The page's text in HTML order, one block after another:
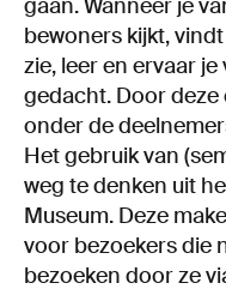
gaan. Wanneer je
bewoners kijkt,
zie, leer en ervaar
gedacht. Door
onder de
Het gebruik van
weg te denken uit
Museum. Deze
voor bezoekers die
bezoeken door ze